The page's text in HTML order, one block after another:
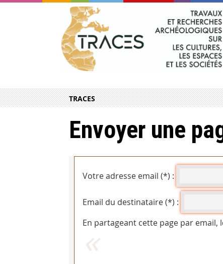
TRACES
Envoyer une
Votre adresse email (*) :
Email du destinataire (*) :
En partageant cette page par email,